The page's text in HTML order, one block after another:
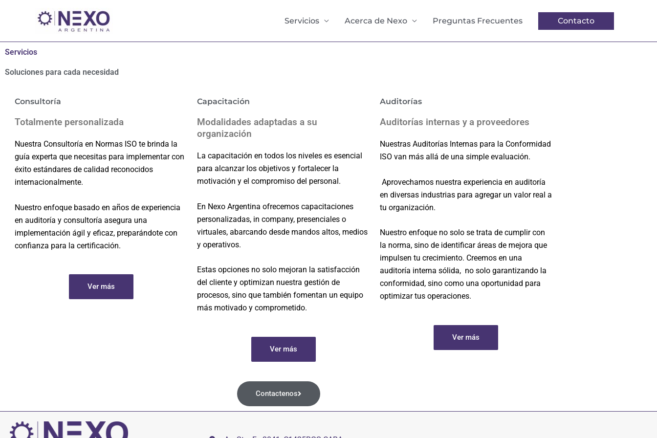
Servicios Acerca de Nexo Preguntas Frecuentes Contacto
Servicios
Soluciones para cada necesidad
Consultoría
Totalmente personalizada
Nuestra Consultoría en Normas ISO te brinda la
guía experta que necesitas para implementar con
éxito estándares de calidad reconocidos
internacionalmente.
Nuestro enfoque basado en años de experiencia
en auditoría y consultoría asegura una
implementación ágil y eficaz, preparándote con
confianza para la certificación.
Ver más
Capacitación
Modalidades adaptadas a su
organización​
La capacitación en todos los niveles es esencial
para alcanzar los objetivos y fortalecer la
motivación y el compromiso del personal.
En Nexo Argentina ofrecemos capacitaciones
personalizadas, in company, presenciales o
virtuales, abarcando desde mandos altos, medios
y operativos.
Estas opciones no solo mejoran la satisfacción
del cliente y optimizan nuestra gestión de
procesos, sino que también fomentan un equipo
más motivado y comprometido.
Ver más
Auditorías
Auditorías internas y a proveedores
Nuestras Auditorías Internas para la Conformidad
ISO van más allá de una simple evaluación.
Aprovechamos nuestra experiencia en auditoría
en diversas industrias para agregar un valor real a
tu organización.
Nuestro enfoque no solo se trata de cumplir con
la norma, sino de identificar áreas de mejora que
impulsen tu crecimiento. Creemos en una
auditoría interna sólida, no solo garantizando la
conformidad, sino como una oportunidad para
optimizar tus operaciones.
Ver más
Contactenos